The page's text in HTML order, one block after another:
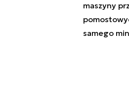
maszyny
samego